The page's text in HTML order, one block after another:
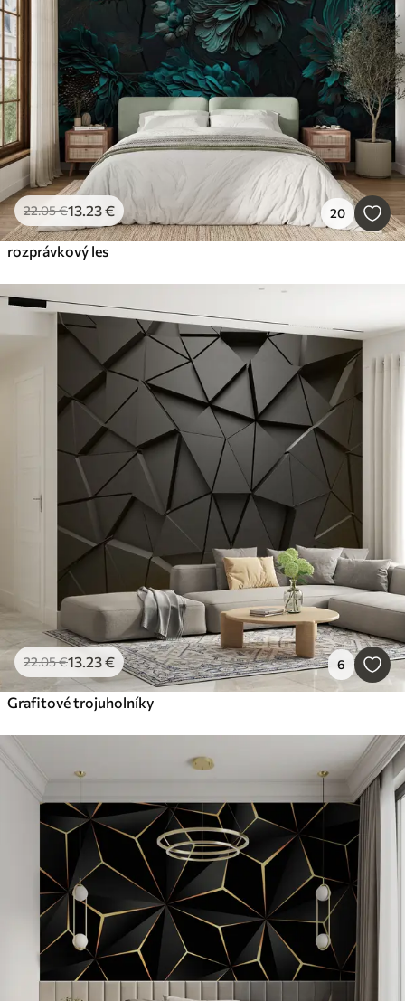
Smart
Obnovenie všetkého
22.05€13.23€ 20
rozprávkový les
22.05€13.23€ 6
Grafitové trojuholníky